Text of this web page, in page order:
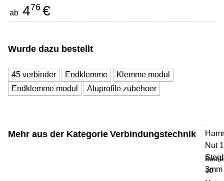
ab 476 €
Wurde dazu bestellt
45 verbinder Endklemme
Klemme modul
Endklemme modul
Aluprofile zubehoer
Mehr aus der Kategorie Verbindungstechnik
Nut
3mm
-
10